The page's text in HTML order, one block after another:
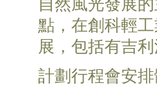
自然風光發展
點，在創科輕
展，包括有吉
計劃行程會安